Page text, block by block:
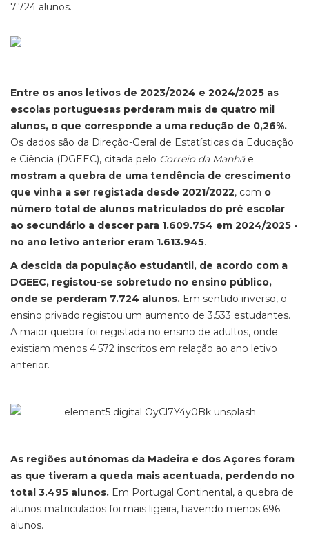
7.724 alunos.
Entre os anos letivos de 2023/2024 e 2024/2025 as
escolas portuguesas perderam mais de quatro mil
alunos, o que corresponde a uma redução de 0,26%.
Os dados são da Direção-Geral de Estatísticas da Educação
e Ciência (DGEEC), citada pelo Correio da Manhãe
mostram a quebra de uma tendência de crescimento
que vinha a ser registada desde 2021/2022, com o
número total de alunos matriculados do pré escolar
ao secundário a descer para 1.609.754 em 2024/2025 -
no ano letivo anterior eram 1.613.945.
A descida da população estudantil, de acordo com a
DGEEC, registou-se sobretudo no ensino público,
onde se perderam 7.724 alunos. Em sentido inverso, o
ensino privado registou um aumento de 3.533 estudantes.
A maior quebra foi registada no ensino de adultos, onde
existiam menos 4.572 inscritos em relação ao ano letivo
anterior.
As regiões autónomas da Madeira e dos Açores foram
as que tiveram a queda mais acentuada, perdendo no
total 3.495 alunos. Em Portugal Continental, a quebra de
alunos matriculados foi mais ligeira, havendo menos 696
alunos.